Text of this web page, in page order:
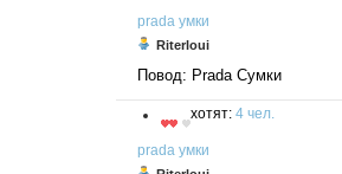
prada умки
Riterloui
Повод: Prada Сумки
хотят: 4 чел.
prada умки